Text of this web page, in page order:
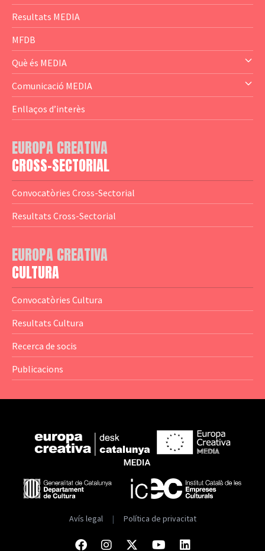
— Content Cluster
— Business Cluster
— Audience Cluster
— Altres
Resultats MEDIA
MFDB
Què és MEDIA
— El subprograma MEDIA
— Agència Executiva
— Logotips
Comunicació MEDIA
— Estrenes a Catalunya
— Notícies
— Guies MEDIA
— Altres Guies
— Presentacions
— Estudis
— Anuaris
— Catàlegs
— Estadístiques
Enllaços d’interès
EUROPA CREATIVA
CROSS-SECTORIAL
Convocatòries Cross-Sectorial
Resultats Cross-Sectorial
EUROPA CREATIVA
CULTURA
Convocatòries Cultura
Resultats Cultura
Recerca de socis
Publicacions
Avís legal | Política de privacitat
FacebookInstagram
TwitterYoutube